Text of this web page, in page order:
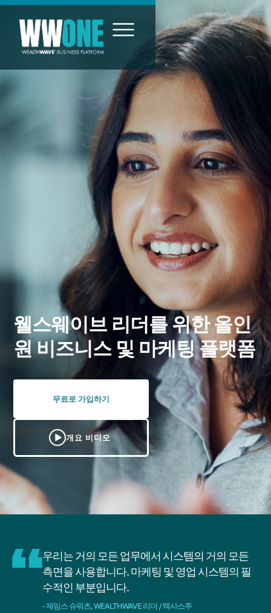
웰스웨이브 리더를 위한 올인
원 비즈니스 및 마케팅 플랫폼
무료로 가입하기
개요 비디오
우리는 거의 모든 업무에서 시스템의 거의 모든
측면을 사용합니다. 마케팅 및 영업 시스템의 필
수적인 부분입니다.
- 제임스 슈워츠, WEALTHWAVE 리더 / 텍사스주